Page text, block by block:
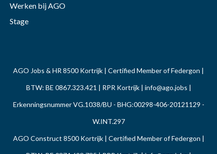
Werken bij AGO
Stage
AGO Jobs & HR 8500 Kortrijk | Certified Member of Federgon |
BTW: BE 0867.323.421 | RPR Kortrijk | info@ago.jobs |
Erkenningsnummer VG.1038/BU - BHG:00298-406-20121129 -
W.INT.297
AGO Construct 8500 Kortrijk | Certified Member of Federgon |